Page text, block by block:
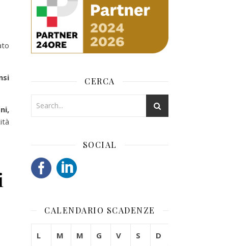
CERCA
SOCIAL
CALENDARIO SCADENZE
L M M G V S D